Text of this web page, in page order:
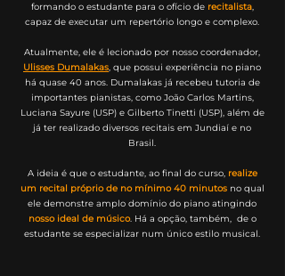
formando o estudante para o ofício de recitalista,
capaz de executar um repertório longo e complexo.
Atualmente, ele é lecionado por nosso coordenador,
Ulisses Dumalakas, que possui experiência no piano
há quase 40 anos. Dumalakas já recebeu tutoria de
importantes pianistas, como João Carlos Martins,
Luciana Sayure (USP) e Gilberto Tinetti (USP), além de
já ter realizado diversos recitais em Jundiaí e no
Brasil.
A ideia é que o estudante, ao final do curso, realize
um recital próprio de no mínimo 40 minutosno qual
ele demonstre amplo domínio do piano atingindo
nosso ideal de músico. Há a opção, também, de o
estudante se especializar num único estilo musical.